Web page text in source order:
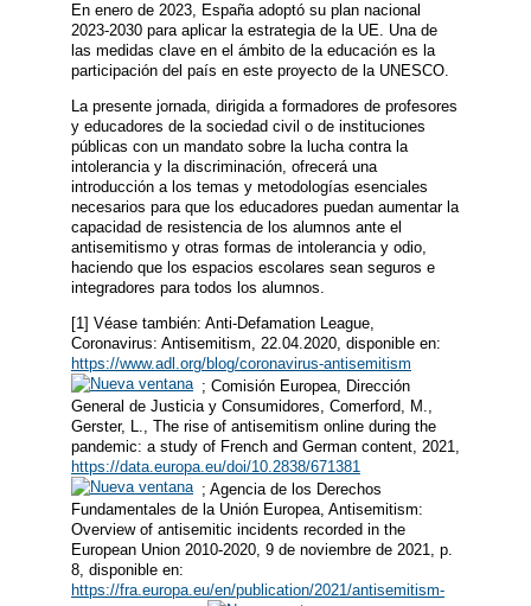
En enero de 2023, España adoptó su plan nacional
2023-2030 para aplicar la estrategia de la UE. Una de
las medidas clave en el ámbito de la educación es la
participación del país en este proyecto de la UNESCO.
La presente jornada, dirigida a formadores de profesores
y educadores de la sociedad civil o de instituciones
públicas con un mandato sobre la lucha contra la
intolerancia y la discriminación, ofrecerá una
introducción a los temas y metodologías esenciales
necesarios para que los educadores puedan aumentar la
capacidad de resistencia de los alumnos ante el
antisemitismo y otras formas de intolerancia y odio,
haciendo que los espacios escolares sean seguros e
integradores para todos los alumnos.
[1] Véase también: Anti-Defamation League,
Coronavirus: Antisemitism, 22.04.2020, disponible en:
https://www.adl.org/blog/coronavirus-antisemitism
; Comisión Europea, Dirección
General de Justicia y Consumidores, Comerford, M.,
Gerster, L., The rise of antisemitism online during the
pandemic: a study of French and German content, 2021,
https://data.europa.eu/doi/10.2838/671381
; Agencia de los Derechos
Fundamentales de la Unión Europea, Antisemitism:
Overview of antisemitic incidents recorded in the
European Union 2010-2020, 9 de noviembre de 2021, p.
8, disponible en:
https://fra.europa.eu/en/publication/2021/antisemitism-